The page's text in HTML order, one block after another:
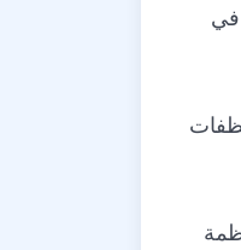
في